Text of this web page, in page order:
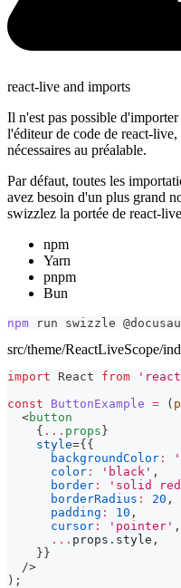
react-live and imports
Il n'est pas possible
l'éditeur de code de react-
nécessaires au préalable.
Par défaut, toutes les
avez besoin d'un plus grand
swizzlez la portée de react-
npm
Yarn
pnpm
Bun
npm run swizzle
src/theme/ReactLiveScope/
import React from
const
ButtonExample = (
<button
{ ... props}
style={{
backgroundColor :
color : 'black' ,
border : 'solid
borderRadius : 20 ,
padding : 10 ,
cursor : 'pointer' ,
... props . style ,
}}
/>
) ;